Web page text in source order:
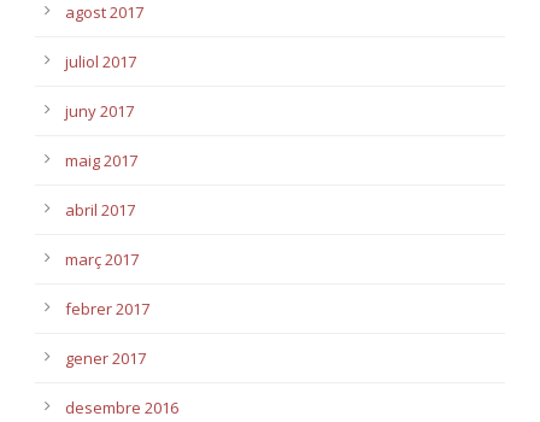
agost 2017
juliol 2017
juny 2017
maig 2017
abril 2017
març 2017
febrer 2017
gener 2017
desembre 2016